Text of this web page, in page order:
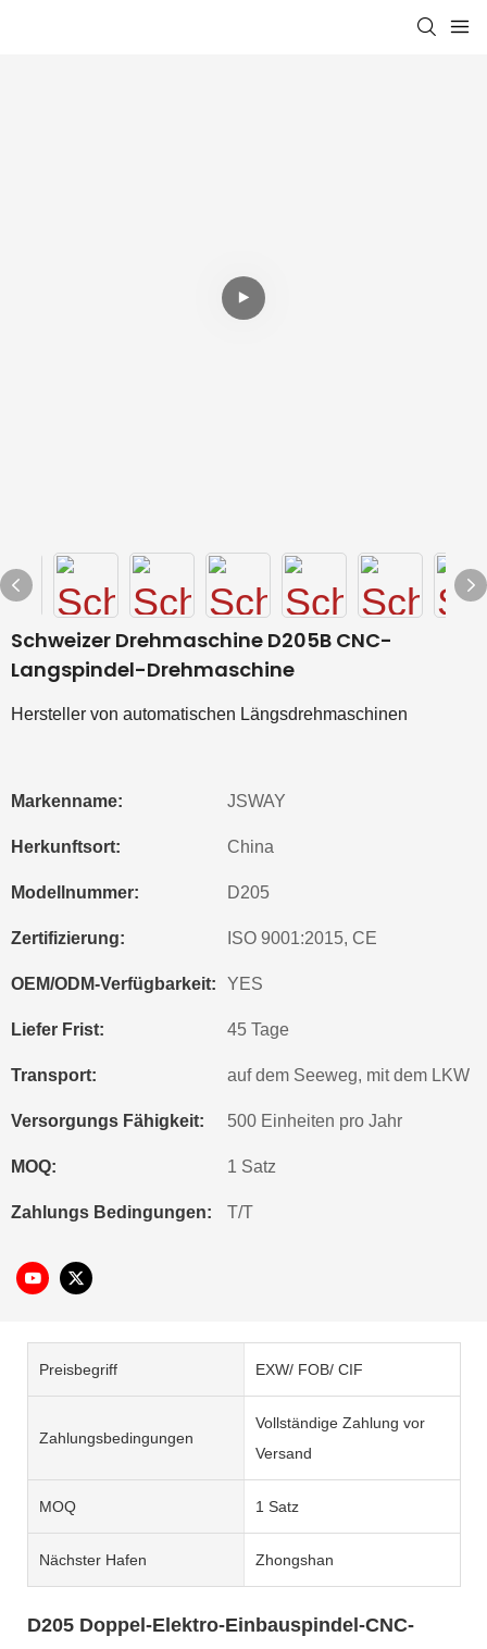
Schweizer Drehmaschine D205B CNC-
Langspindel-Drehmaschine
Hersteller von automatischen Längsdrehmaschinen
Markenname: JSWAY
Herkunftsort: China
Modellnummer: D205
Zertifizierung: ISO 9001:2015, CE
OEM/ODM-Verfügbarkeit: YES
Liefer Frist: 45 Tage
Transport: auf dem Seeweg, mit dem LKW
Versorgungs Fähigkeit: 500 Einheiten pro Jahr
MOQ: 1 Satz
Zahlungs Bedingungen: T/T
Preisbegriff EXW/ FOB/ CIF
Zahlungsbedingungen
Vollständige Zahlung vor
Versand
MOQ 1 Satz
Nächster Hafen Zhongshan
D205 Doppel-Elektro-Einbauspindel-CNC-